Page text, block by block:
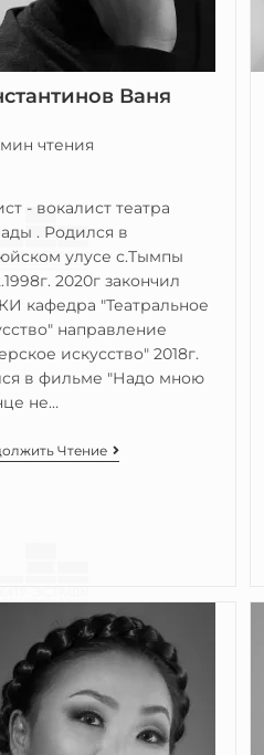
Ваня
мин чтения
- вокалист театра
. Родился в
улусе с.Тымпы
2020г закончил
кафедра "Театральное
направление
искусство" 2018г.
в фильме "Надо мною
не…
Чтение